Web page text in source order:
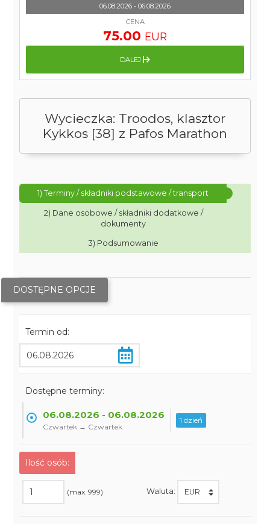
Wycieczka: Troodos, klasztor
Kykkos [38] z Pafos Marathon
1) Terminy / składniki podstawowe / transport
2) Dane osobowe / składniki dodatkowe /
dokumenty
3) Podsumowanie
DOSTĘPNE OPCJE
Termin od:
Dostępne terminy:
06.08.2026 - 06.08.2026
Czwartek → Czwartek
1 dzień
Ilość osób:
(max. 999) Waluta:
06.08.2026 - 06.08.2026
CENA
75.00 EUR
DALEJ